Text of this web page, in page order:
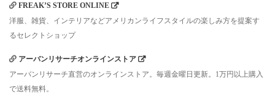
FREAK’S STORE ONLINE
洋服、雑貨、インテリアなどアメリカンライフスタイルの楽しみ方を提案す
るセレクトショップ
アーバンリサーチオンラインストア
アーバンリサーチ直営のオンラインストア。毎週金曜日更新。1万円以上購入
で送料無料。